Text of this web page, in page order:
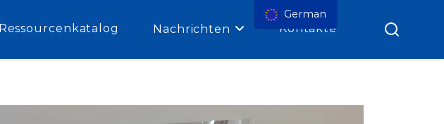
Ressourcenkatalog Nachrichten Kontakte
German